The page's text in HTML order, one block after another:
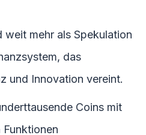
weit mehr als Spekulation
das
und Innovation vereint.
Coins mit
Funktionen